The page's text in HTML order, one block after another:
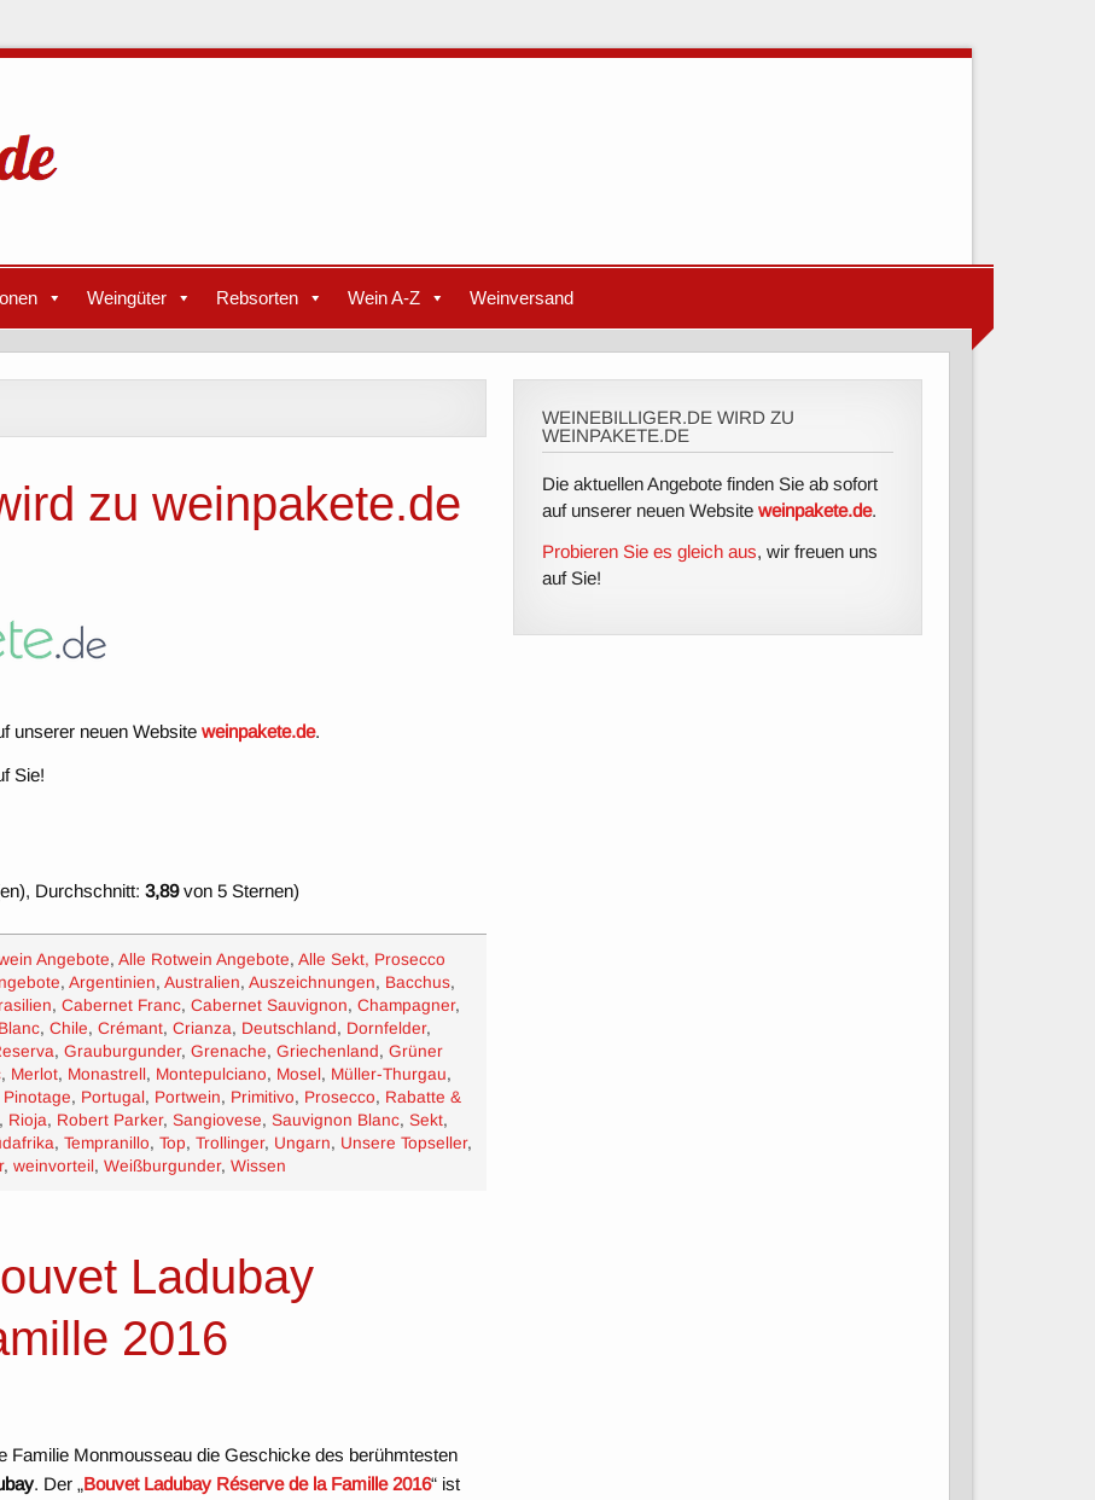
Weingüter Rebsorten Wein A-Z Weinversand
zu weinpakete.de
unserer neuen Websiteweinpakete.de.
Sie!
Durchschnitt:3,89von 5 Sternen)
Angebote, Alle Rotwein Angebote, Alle Sekt, Prosecco
, Argentinien, Australien, Auszeichnungen, Bacchus,
, Cabernet Franc, Cabernet Sauvignon, Champagner,
, Chile, Crémant, Crianza, Deutschland , Dornfelder,
, Grauburgunder, Grenache, Griechenland , Grüner
, Merlot, Monastrell , Montepulciano, Mosel , Müller-Thurgau,
Pinotage, Portugal , Portwein, Primitivo, Prosecco, Rabatte &
, Rioja, Robert Parker, Sangiovese, Sauvignon Blanc, Sekt,
, Tempranillo, Top, Trollinger, Ungarn, Unsere Topseller,
, weinvorteil , Weißburgunder, Wissen
Ladubay
2016
Familie Monmousseau die Geschicke des berühmtesten
. Der „Bouvet Ladubay Réserve de la Famille 2016“ ist
WEINEBILLIGER.DE WIRD ZU
WEINPAKETE.DE
Die aktuellen Angebote finden Sie ab sofort
auf unserer neuen Websiteweinpakete.de.
Probieren Sie es gleich aus, wir freuen uns
auf Sie!